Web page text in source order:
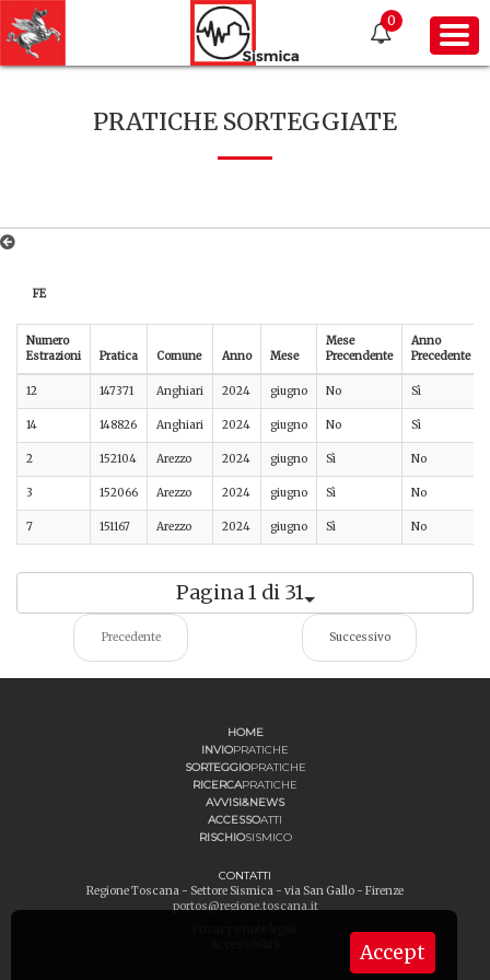
0
PRATICHE SORTEGGIATE
FE
Numero
Estrazioni
Pratica Comune Anno Mese
Mese
Precendente
Anno
Precedente
12 147371 Anghiari 2024 giugno No Sì
14 148826 Anghiari 2024 giugno No Sì
2 152104 Arezzo 2024 giugno Sì No
3 152066 Arezzo 2024 giugno Sì No
7 151167 Arezzo 2024 giugno Sì No
Pagina 1 di 31
Precedente Successivo
Accept
HOME
INVIOPRATICHE
SORTEGGIOPRATICHE
RICERCAPRATICHE
AVVISI&NEWS
ACCESSOATTI
RISCHIOSISMICO
CONTATTI
Regione Toscana - Settore Sismica - via San Gallo - Firenze
portos@regione.toscana.it